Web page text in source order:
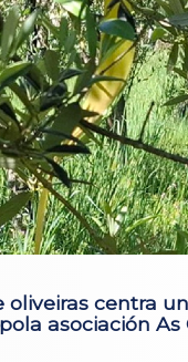
oliveiras centra
asociación As